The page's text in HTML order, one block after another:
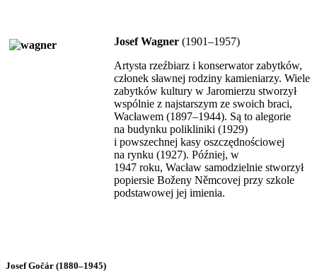
Josef Wagner (1901–1957)
Artysta rzeźbiarz i konserwator zabytków,
członek sławnej rodziny kamieniarzy. Wiele
zabytków kultury w Jaromierzu stworzył
wspólnie z najstarszym ze swoich braci,
Wacławem (1897–1944). Są to alegorie
na budynku polikliniki (1929)
i powszechnej kasy oszczędnościowej
na rynku (1927). Później, w
1947 roku, Wacław samodzielnie stworzył
popiersie Boženy Němcovej przy szkole
podstawowej jej imienia.
Josef Gočár (1880–1945)